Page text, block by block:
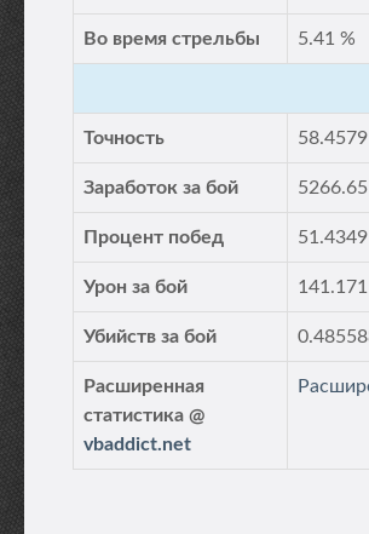
Во время стрельбы 5.41 %
Точность 58.4579
Заработок за бой 5266.65
Процент побед 51.4349
Урон за бой 141.171
Убийств за бой
Расширенная
статистика @
vbaddict.net